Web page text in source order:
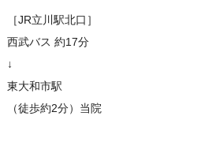
［JR立川駅北口］
西武バス 約17分
↓
東大和市駅
（徒歩約2分）当院